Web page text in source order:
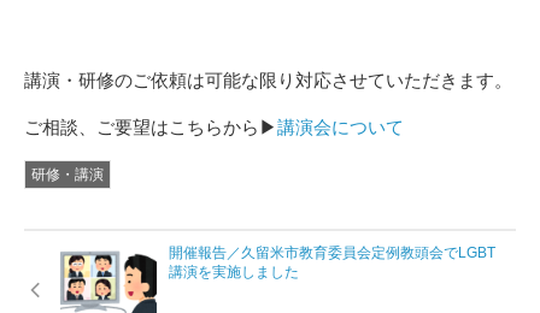
講演・研修のご依頼は可能な限り対応させていただきます。
ご相談、ご要望はこちらから▶講演会について
研修・講演
開催報告／久留米市教育委員会定例教頭会でLGBT
講演を実施しました